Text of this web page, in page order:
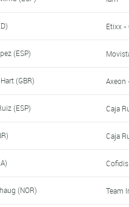
Etixx -
(ESP)
(GBR) Axeon
(ESP) Caja
Caja
Cofidis
(NOR) Team